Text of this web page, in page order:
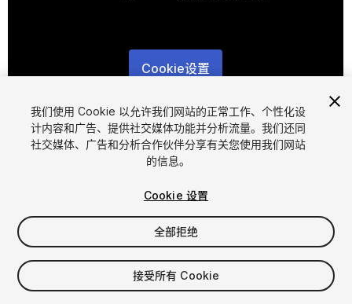
Cookie设置
1/3
$12.99
增值税将在结算时计算
我们使用 Cookie 以允许我们网站的正常工作、个性化设
计内容和广告、提供社交媒体功能并分析流量。我们还同
社交媒体、广告和分析合作伙伴分享有关您使用我们网站
的信息。
Cookie 设置
全部拒绝
接受所有 Cookie